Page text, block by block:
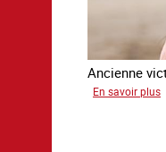
Ancienne
En savoir plus